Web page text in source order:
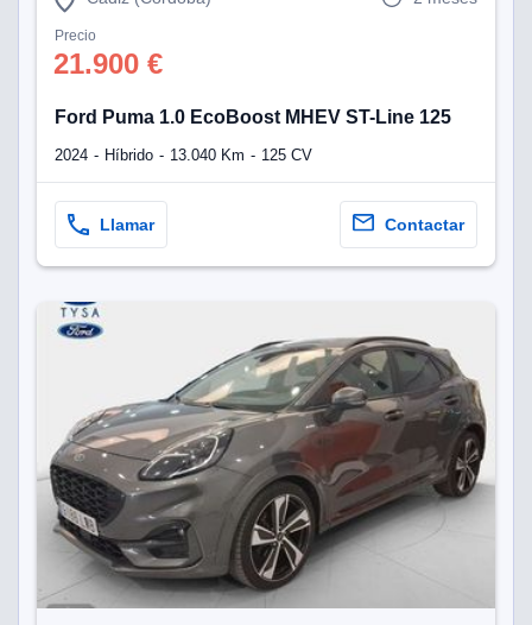
Precio
21.900 €
Ford Puma 1.0 EcoBoost MHEV ST-Line 125
2024 Híbrido 13.040 Km 125 CV
Llamar Contactar